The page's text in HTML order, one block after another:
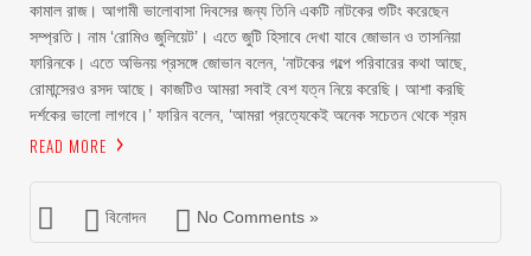
কামাল রাজ। আগামী ভালোবাসা দিবসের জন্য তিনি একটি নাটকের শুটিং করেছেন
সম্প্রতি। নাম ‘রোমিও জুলিয়েট’। এতে জুটি হিসাবে দেখা যাবে জোভান ও তাসনিয়া
ফারিনকে। এতে অভিনয় প্রসঙ্গে জোভান বলেন, ‘নাটকের গল্পে পরিবারের কথা আছে,
রোমান্সেরও রসদ আছে। কাজটিও আমরা সবাই বেশ যত্ন নিয়ে করেছি। আশা করছি
দর্শকের ভালো লাগবে।’ ফারিন বলেন, ‘আমরা প্রত্যেকেই অনেক সচেতন থেকে শ্রম
READ MORE
বিনোদন No Comments »